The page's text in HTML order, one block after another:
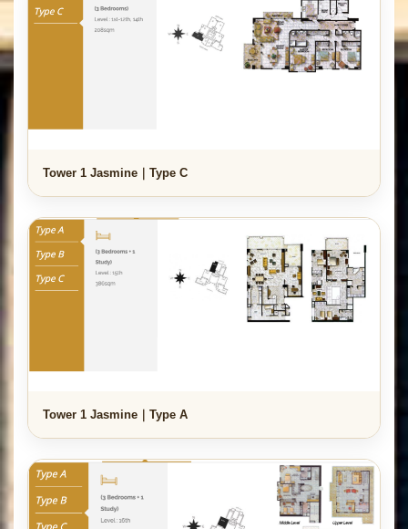
Tower 1 Jasmine｜Type C
Tower 1 Jasmine｜Type A